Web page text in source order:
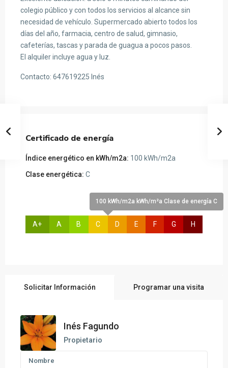
colegio público y con todos los servicios al alcance sin
necesidad de vehículo. Supermercado abierto todos los
días del año, farmacia, centro de salud, gimnasio,
cafeterías, tascas y parada de guagua a pocos pasos.
El alquiler incluye agua y luz.
Contacto: 647619225 Inés
Certificado de energía
Índice energético en kWh/m2a: 100 kWh/m2a
Clase energética: C
A+ A B
100 kWh/m2a kWh/m²a Clase de energía C
C D E F G H
Solicitar Información Programar una visita
Inés Fagundo
Propietario